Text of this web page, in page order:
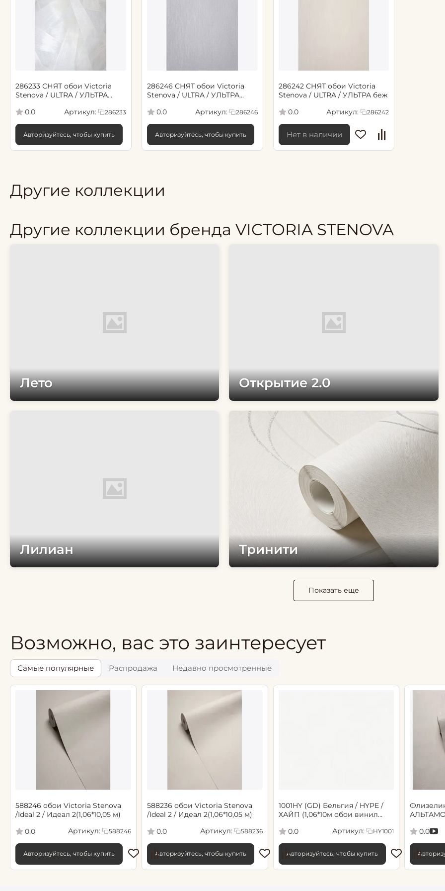
286233 СНЯТ обои Victoria
Stenova / ULTRA / УЛЬТРА
0.0
Артикул: 286233
Авторизуйтесь, чтобы купить
286246 СНЯТ обои Victoria
Stenova / ULTRA / УЛЬТРА
0.0
Артикул: 286246
Авторизуйтесь, чтобы купить
286242 СНЯТ обои Victoria
Stenova / ULTRA / УЛЬТРА беж
0.0
Артикул: 286242
Нет в наличии
Другие коллекции
Другие коллекции бренда VICTORIA STENOVA
Лето Открытие 2.0
Лилиан Тринити
Показать еще
Возможно, вас это заинтересует
Самые популярные Распродажа Недавно просмотренные
588246 обои Victoria Stenova
/Ideal 2 / Идеал 2(1,06*10,05 м)
0.0
Артикул: 588246
Авторизуйтесь, чтобы купить
588236 обои Victoria Stenova
/Ideal 2 / Идеал 2(1,06*10,05 м)
0.0
Артикул: 588236
Авторизуйтесь, чтобы купить
1001HY (GD) Бельгия / HYPE /
ХАЙП (1,06*10м обои винил
0.0
Артикул: HY1001
Авторизуйтесь, чтобы купить
0.0